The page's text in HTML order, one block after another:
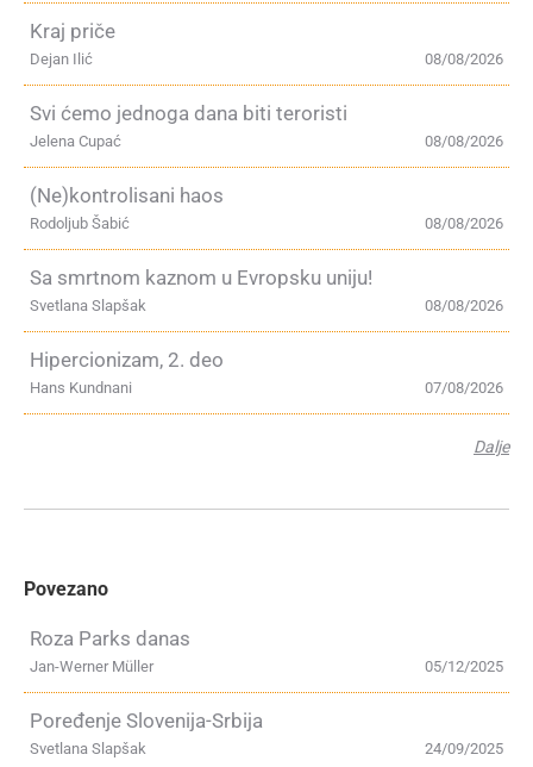
Kraj priče
08/08/2026
Dejan Ilić
Svi ćemo jednoga dana biti teroristi
08/08/2026
Jelena Cupać
(Ne)kontrolisani haos
08/08/2026
Rodoljub Šabić
Sa smrtnom kaznom u Evropsku uniju!
08/08/2026
Svetlana Slapšak
Hipercionizam, 2. deo
07/08/2026
Hans Kundnani
Dalje
Povezano
Roza Parks danas
05/12/2025
Jan-Werner Müller
Poređenje Slovenija-Srbija
24/09/2025
Svetlana Slapšak